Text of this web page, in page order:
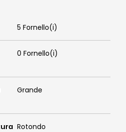
5 Fornello(i)
0 Fornello(i)
Grande
Rotondo